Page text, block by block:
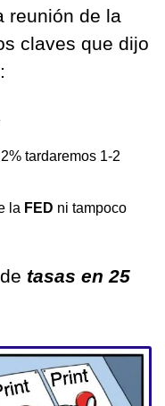
reunión de la
tardaremos 1-2
la FED ni tampoco
tasas en 25